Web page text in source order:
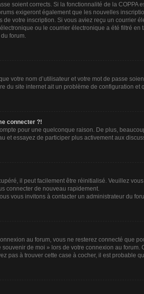
soient corrects. Si la fonctionnalité de la
exigeront également que les nouvelles
votre inscription. Si vous aviez reçu un courrier
ou le courrier électronique a été filtré
forum.
votre nom d’utilisateur et votre mot de passe
site internet ait un problème de configuration et
connecter ?!
pour une quelconque raison. De plus,
et essayez de participer plus activement aux
il peut facilement être réinitialisé. Veuillez
connecter de nouveau rapidement.
vous invitons à contacter un administrateur du
au forum, vous ne resterez connecté que
de moi » lors de votre connexion au
pas à trouver cette case à cocher, il est probable